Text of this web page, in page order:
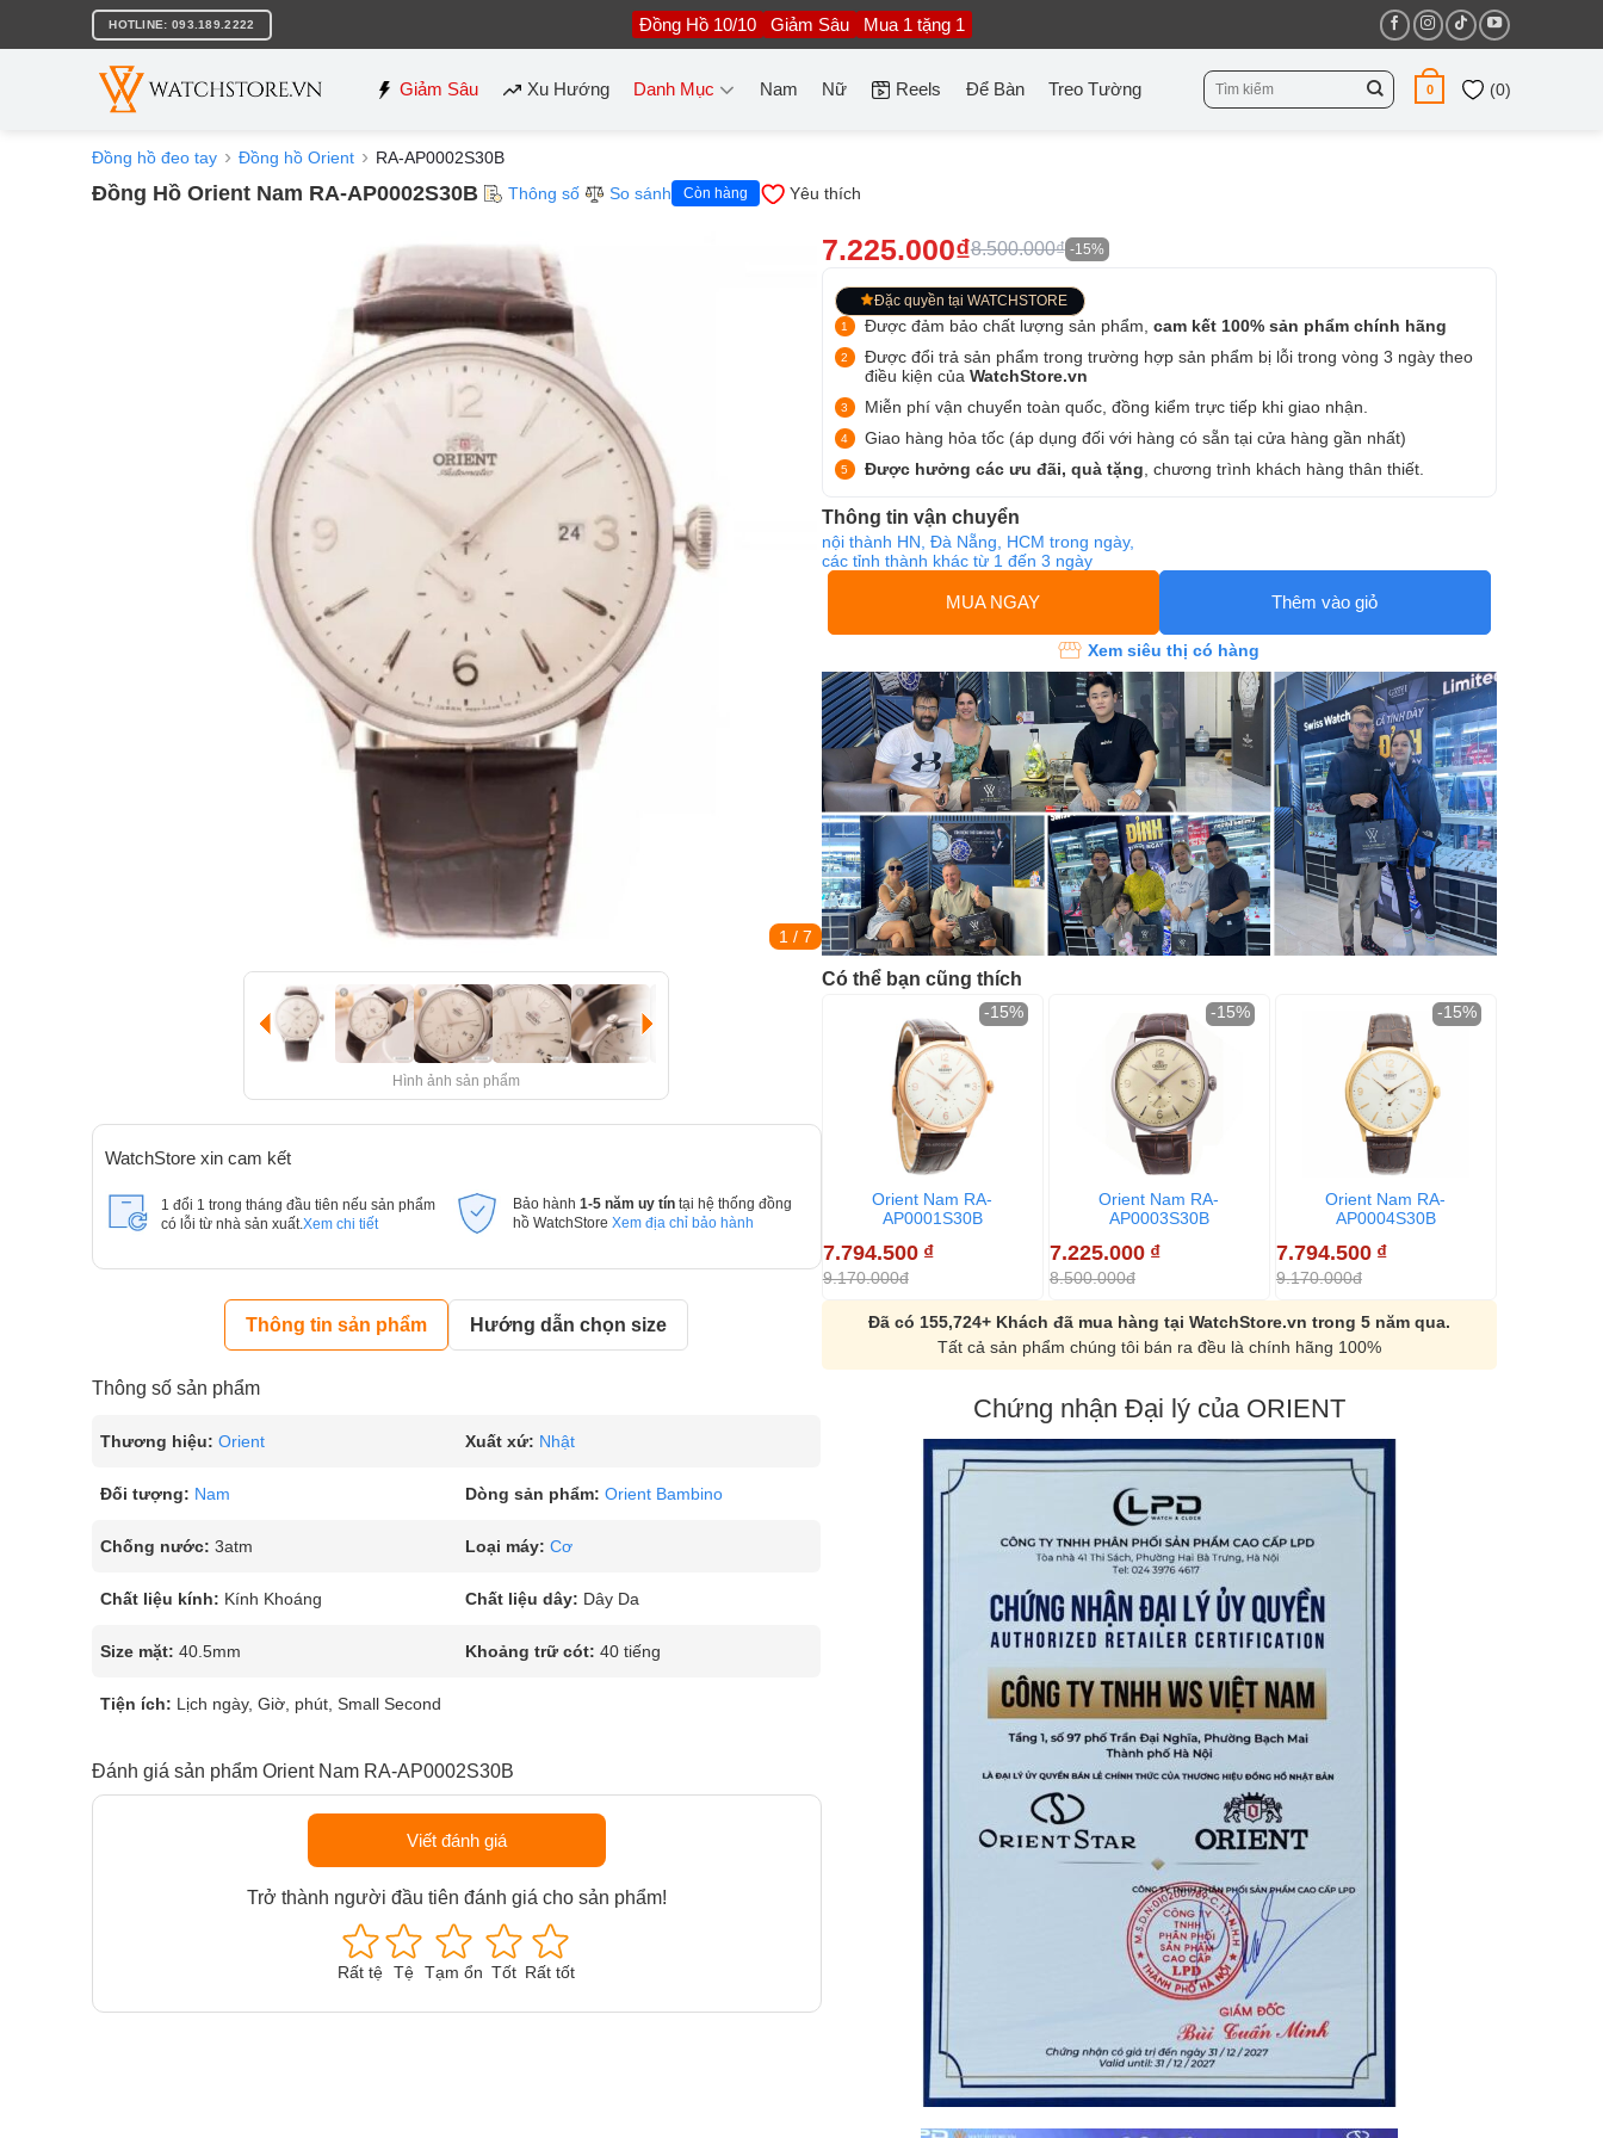
nội
HOTLINE: 093.189.2222 Đồng Hồ 10/10 Giảm Sâu Mua 1 tặng 1
Giảm Sâu Xu Hướng Danh Mục Nam Nữ Reels Để Bàn Treo Tường
Tìm
kiếm:
0 (0)
Đồng hồ đeo tay Đồng hồ Orient RA-AP0002S30B
Đồng Hồ Orient Nam RA-AP0002S30B Thông số So sánh Còn hàng Yêu thích
1 / 7
Hình ảnh sản phẩm
WatchStore xin cam kết
1 đổi 1 trong tháng đầu tiên nếu sản phẩm
có lỗi từ nhà sản xuất. Xem chi tiết
Bảo hành 1-5 năm uy tín tại hệ thống đồng
hồ WatchStore Xem địa chỉ bảo hành
Thông tin sản phẩm Hướng dẫn chọn size
Thông số sản phẩm
Thương hiệu: Orient Xuất xứ: Nhật
Đối tượng: Nam Dòng sản phẩm: Orient Bambino
Chống nước: 3atm Loại máy: Cơ
Chất liệu kính: Kính Khoáng Chất liệu dây: Dây Da
Size mặt: 40.5mm Khoảng trữ cót: 40 tiếng
Tiện ích: Lịch ngày, Giờ, phút, Small Second
Đánh giá sản phẩm Orient Nam RA-AP0002S30B
Viết đánh giá
Trở thành người đầu tiên đánh giá cho sản phẩm!
Rất tệ Tệ Tạm ổn Tốt Rất tốt
7.225.000₫8.500.000₫ -15%
Đặc quyền tại WATCHSTORE
Được đảm bảo chất lượng sản phẩm, cam kết 100% sản phẩm chính hãng
Được đổi trả sản phẩm trong trường hợp sản phẩm bị lỗi trong vòng 3 ngày theo
điều kiện của WatchStore.vn
Miễn phí vận chuyển toàn quốc, đồng kiểm trực tiếp khi giao nhận.
Giao hàng hỏa tốc (áp dụng đối với hàng có sẵn tại cửa hàng gần nhất)
Được hưởng các ưu đãi, quà tặng , chương trình khách hàng thân thiết.
Thông tin vận chuyển
nội thành HN, Đà Nẵng, HCM trong ngày,
các tỉnh thành khác từ 1 đến 3 ngày
MUA NGAY Thêm vào giỏ
Xem siêu thị có hàng
Có thể bạn cũng thích
Orient Nam RA-
AP0001S30B
7.794.500 ₫
9.170.000đ
-15%
Orient Nam RA-
AP0003S30B
7.225.000 ₫
8.500.000đ
-15%
Orient Nam RA-
AP0004S30B
7.794.500 ₫
9.170.000đ
-15%
Đã có 155,724+ Khách đã mua hàng tại WatchStore.vn trong 5 năm qua.
Tất cả sản phẩm chúng tôi bán ra đều là chính hãng 100%
Chứng nhận Đại lý của ORIENT